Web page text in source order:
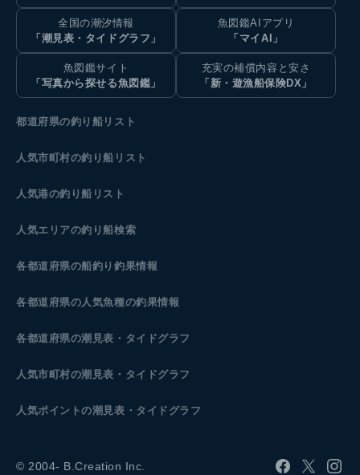
全国の潮汐情報
「潮見表・タイドグラフ」
魚図鑑AIアプリ
「マイAI」
魚図鑑サイト
「写真から探せる魚図鑑」
充実の補償内容と安さ
「新・遊漁船保険DX」
都道府県の釣り船リスト
人気市町村の釣り船リスト
人気港の釣り船リスト
人気エリアの釣り船検索
各都道府県の船釣り釣果情報
各都道府県の人気魚種の釣果情報
各都道府県の潮見表 ・タイドグラフ
人気市町村の潮見表・タイドグラフ
人気ポイントの潮見表・タイドグラフ
© 2004- B.Creation Inc.